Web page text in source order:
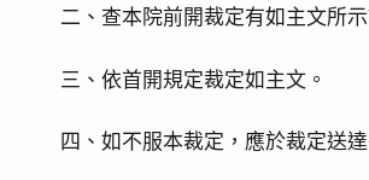
二、查本院前開裁定有如主文所
三、依首開規定裁定如主文。
四、如不服本裁定，應於裁定送